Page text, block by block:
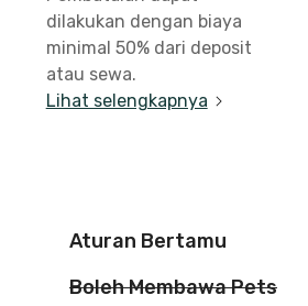
dilakukan dengan biaya
minimal 50% dari deposit
atau sewa.
Lihat selengkapnya
Aturan Bertamu
Boleh Membawa Pets